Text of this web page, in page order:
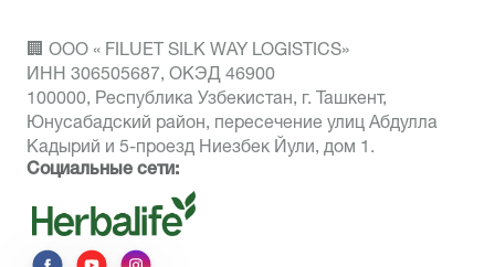
🏢 ООО « FILUET SILK WAY LOGISTICS»
ИНН 306505687, ОКЭД 46900
100000, Республика Узбекистан, г. Ташкент,
Юнусабадский район, пересечение улиц Абдулла
Кадырий и 5-проезд Ниезбек Йули, дом 1.
Социальные сети: